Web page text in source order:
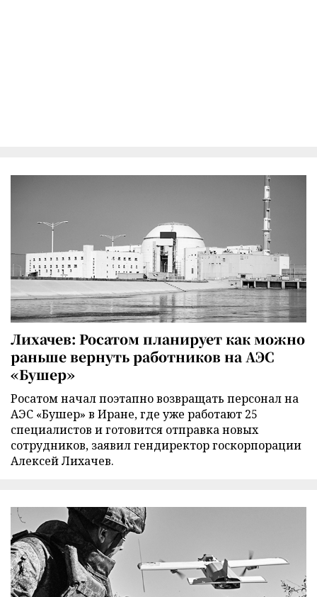
Лихачев: Росатом планирует как можно
раньше вернуть работников на АЭС
«Бушер»
Росатом начал поэтапно возвращать персонал на
АЭС «Бушер» в Иране, где уже работают 25
специалистов и готовится отправка новых
сотрудников, заявил гендиректор госкорпорации
Алексей Лихачев.